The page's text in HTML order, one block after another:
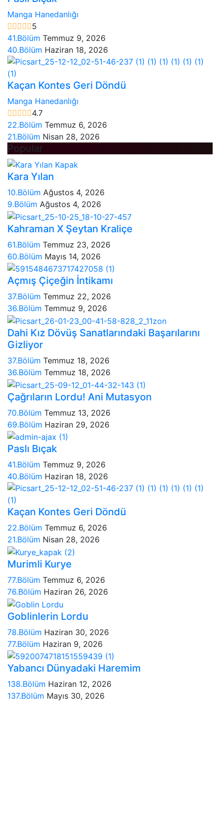
Manga Hanedanlığı
5
41.Bölüm Temmuz 9, 2026
40.Bölüm Haziran 18, 2026
Kaçan Kontes Geri Döndü
Manga Hanedanlığı
4.7
22.Bölüm Temmuz 6, 2026
21.Bölüm Nisan 28, 2026
Popular
Kara Yılan
10.Bölüm Ağustos 4, 2026
9.Bölüm Ağustos 4, 2026
Kahraman X Şeytan Kraliçe
61.Bölüm Temmuz 23, 2026
60.Bölüm Mayıs 14, 2026
Açmış Çiçeğin İntikamı
37.Bölüm Temmuz 22, 2026
36.Bölüm Temmuz 9, 2026
Dahi Kız Dövüş Sanatlarındaki Başarılarını
Gizliyor
37.Bölüm Temmuz 18, 2026
36.Bölüm Temmuz 18, 2026
Çağrıların Lordu! Ani Mutasyon
70.Bölüm Temmuz 13, 2026
69.Bölüm Haziran 29, 2026
Paslı Bıçak
41.Bölüm Temmuz 9, 2026
40.Bölüm Haziran 18, 2026
Kaçan Kontes Geri Döndü
22.Bölüm Temmuz 6, 2026
21.Bölüm Nisan 28, 2026
Murimli Kurye
77.Bölüm Temmuz 6, 2026
76.Bölüm Haziran 26, 2026
Goblinlerin Lordu
78.Bölüm Haziran 30, 2026
77.Bölüm Haziran 9, 2026
Yabancı Dünyadaki Haremim
138.Bölüm Haziran 12, 2026
137.Bölüm Mayıs 30, 2026